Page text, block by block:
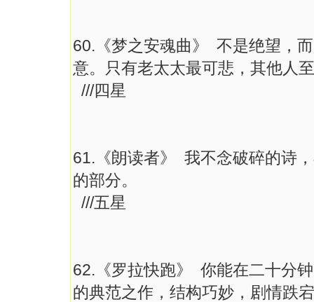
60.《梦之安魂曲》 不是绝望，
意。只有老太太最可悲，其他人
///四星
61.《朗读者》 我不念破碎的诗
的部分。
///五星
62.《罗拉快跑》 你能在二十分
的典范之作，结构巧妙，剧情跌